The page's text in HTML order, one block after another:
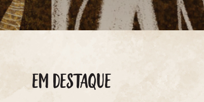
EM DESTAQUE